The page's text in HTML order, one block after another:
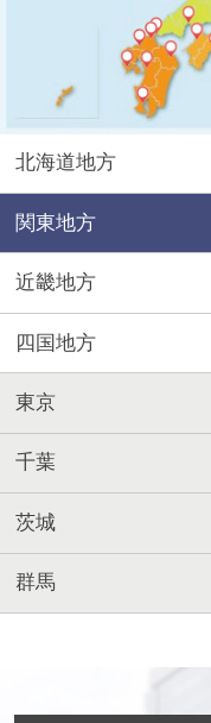
北海道地方
関東地方
近畿地方
四国地方
東京
千葉
茨城
群馬